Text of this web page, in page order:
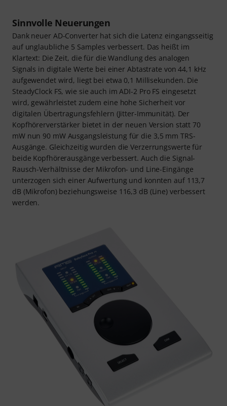
Sinnvolle Neuerungen
Dank neuer AD-Converter hat sich die Latenz eingangsseitig
auf unglaubliche 5 Samples verbessert. Das heißt im
Klartext: Die Zeit, die für die Wandlung des analogen
Signals in digitale Werte bei einer Abtastrate von 44,1 kHz
aufgewendet wird, liegt bei etwa 0,1 Millisekunden. Die
SteadyClock FS, wie sie auch im ADI-2 Pro FS eingesetzt
wird, gewährleistet zudem eine hohe Sicherheit vor
digitalen Übertragungsfehlern (Jitter-Immunität). Der
Kopfhörerverstärker bietet in der neuen Version statt 70
mW nun 90 mW Ausgangsleistung für die 3,5 mm TRS-
Ausgänge. Gleichzeitig wurden die Verzerrungswerte für
beide Kopfhörerausgänge verbessert. Auch die Signal-
Rausch-Verhältnisse der Mikrofon- und Line-Eingänge
unterzogen sich einer Aufwertung und konnten auf 113,7
dB (Mikrofon) beziehungsweise 116,3 dB (Line) verbessert
werden.